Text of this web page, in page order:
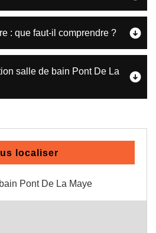
: que faut-il comprendre ?
salle de bain Pont De La
localiser
Pont De La Maye